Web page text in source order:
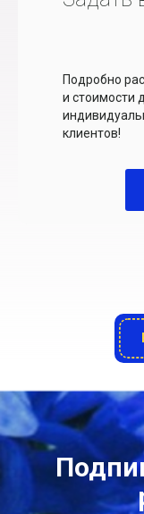
Подробно
и стоимости
клиентов!